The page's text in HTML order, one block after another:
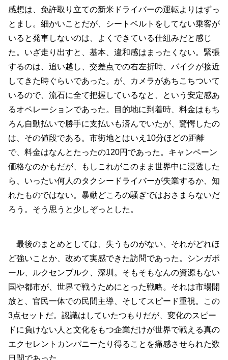
感想は、免許取り立ての新米ドライバーの運転よりはずっ
とまし。細かいことだが、シートベルトをしてない乗客が
いると発車しないのは、よくできている仕組みだと感じ
た。いざ走り出すと、基本、違和感はまったくない。緊張
するのは、追い越し、交差点での右左折時、バイクが接近
してきた時ぐらいであった。が、カメラがあちこちついて
いるので、流石に全て把握しているなと、という安定感あ
るオペレーションであった。目的地に到着時、料金はもち
ろん自動払いで勝手に支払いも済んでいたが、驚愕したの
は、その値段である。市街地とはいえ10分ほどの距離
で、料金はなんとたったの120円であった。キャンペーン
価格なのかもだが、もしこれがこのまま世界中に浸透した
ら、いったい何人のタクシードライバーが失業するか、知
れたものではない。暴動どころの騒ぎではおさまらないだ
ろう。そう思うと少しぞっとした。
最後のまとめとしては、失うものがない、それがどれほ
ど強いことか、改めて実感できた訪問であった。シンガポ
ール、ルクセンブルク、深圳。そもそもなんの資源もない
国や都市が、世界で戦うためにとった戦略。それは市場開
放と、官民一体での民間主導、そしてスピード重視。この
3点セットだ。認識はしていたつもりだが、変化のスピー
ドに負けない人と文化をもつ企業だけが世界で戦える真の
エクセレントカンパニーたり得ることを痛感させられた数
日間であった。